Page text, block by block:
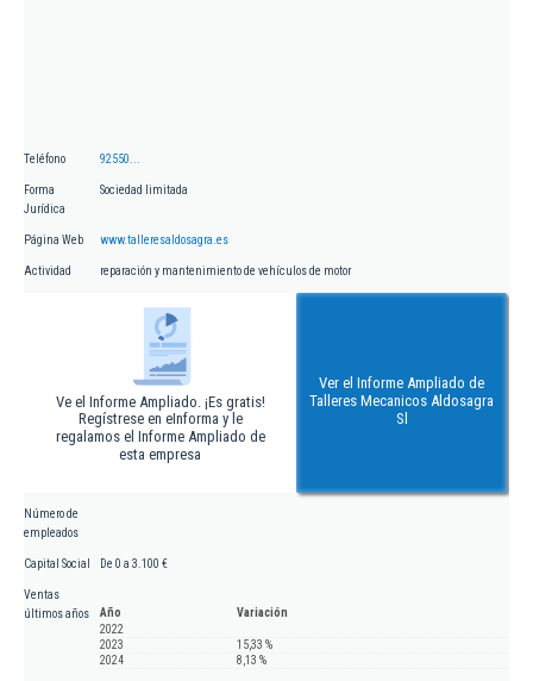
Teléfono 92550...
Forma
Jurídica
Sociedad limitada
Página Web www.talleresaldosagra.es
Actividad reparación y mantenimiento de vehículos de motor
Ve el Informe Ampliado. ¡Es gratis!
Regístrese en eInforma y le
regalamos el Informe Ampliado de
esta empresa
Ver el Informe Ampliado de
Talleres Mecanicos Aldosagra
Sl
Número de
empleados
Capital Social De 0 a 3.100 €
Ventas
últimos años
Año
Variación
2022
2023
15,33 %
2024
8,13 %